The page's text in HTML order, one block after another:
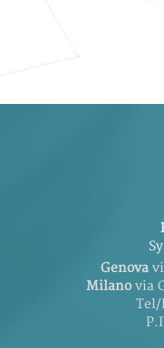
Genova
Milanovia
Tel/